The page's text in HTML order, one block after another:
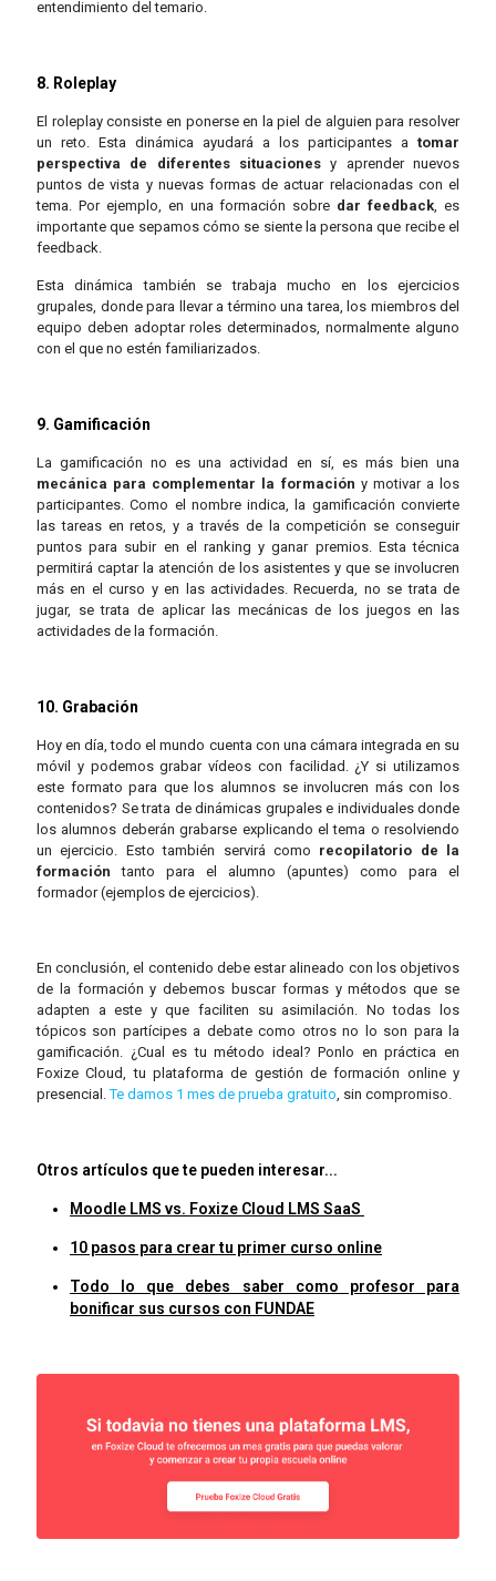
entendimiento del temario.
8. Roleplay
El roleplay consiste en ponerse en la piel de alguien para resolver
un reto. Esta dinámica ayudará a los participantes a tomar
perspectiva de diferentes situaciones y aprender nuevos
puntos de vista y nuevas formas de actuar relacionadas con el
tema. Por ejemplo, en una formación sobre dar feedback, es
importante que sepamos cómo se siente la persona que recibe el
feedback.
Esta dinámica también se trabaja mucho en los ejercicios
grupales, donde para llevar a término una tarea, los miembros del
equipo deben adoptar roles determinados, normalmente alguno
con el que no estén familiarizados.
9. Gamificación
La gamificación no es una actividad en sí, es más bien una
mecánica para complementar la formación y motivar a los
participantes. Como el nombre indica, la gamificación convierte
las tareas en retos, y a través de la competición se conseguir
puntos para subir en el ranking y ganar premios. Esta técnica
permitirá captar la atención de los asistentes y que se involucren
más en el curso y en las actividades. Recuerda, no se trata de
jugar, se trata de aplicar las mecánicas de los juegos en las
actividades de la formación.
10. Grabación
Hoy en día, todo el mundo cuenta con una cámara integrada en su
móvil y podemos grabar vídeos con facilidad. ¿Y si utilizamos
este formato para que los alumnos se involucren más con los
contenidos? Se trata de dinámicas grupales e individuales donde
los alumnos deberán grabarse explicando el tema o resolviendo
un ejercicio. Esto también servirá como recopilatorio de la
formación tanto para el alumno (apuntes) como para el
formador (ejemplos de ejercicios).
En conclusión, el contenido debe estar alineado con los objetivos
de la formación y debemos buscar formas y métodos que se
adapten a este y que faciliten su asimilación. No todas los
tópicos son partícipes a debate como otros no lo son para la
gamificación. ¿Cual es tu método ideal? Ponlo en práctica en
Foxize Cloud, tu plataforma de gestión de formación online y
presencial.Te damos 1 mes de prueba gratuito, sin compromiso.
Otros artículos que te pueden interesar...
Moodle LMS vs. Foxize Cloud LMS SaaS
10 pasos para crear tu primer curso online
Todo lo que debes saber como profesor para
bonificar sus cursos con FUNDAE